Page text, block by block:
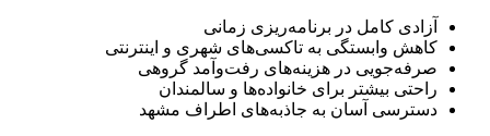
آزادی کامل در برنامه‌ریزی زمانی
کاهش وابستگی به تاکسی‌های شهری و اینترنتی
صرفه‌جویی در هزینه‌های رفت‌وآمد گروهی
راحتی بیشتر برای خانواده‌ها و سالمندان
دسترسی آسان به جاذبه‌های اطراف مشهد